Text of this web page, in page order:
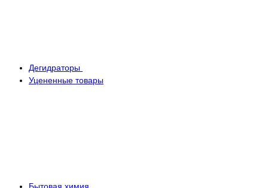
Дегидраторы
Уцененные товары
Бытовая химия